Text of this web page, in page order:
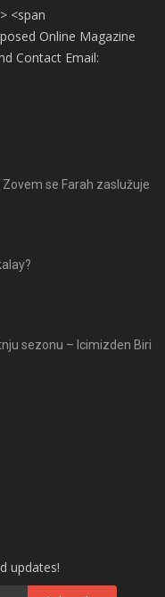
<span
Online Magazine
Contact Email:
se Farah zaslužuje
sezonu – Icimizden Biri
updates!